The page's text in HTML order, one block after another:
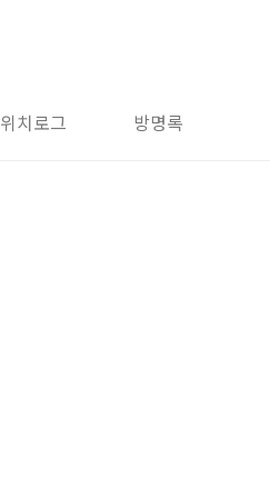
위치로그 방명록